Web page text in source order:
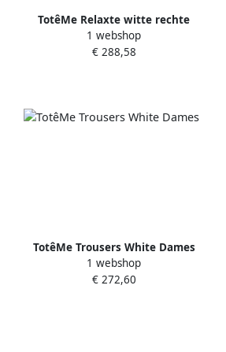
TotêMe Relaxte witte rechte
broek White Dames
1 webshop
€ 288,58
TotêMe Trousers White Dames
1 webshop
€ 272,60